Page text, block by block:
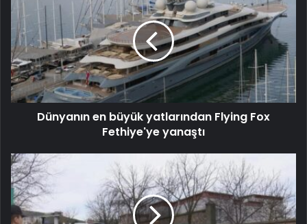
Dünyanın en büyük yatlarından Flying Fox
Fethiye'ye yanaştı